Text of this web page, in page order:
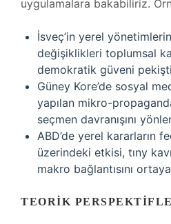
uygulamalara bakabiliriz.
İsveç’in yerel
değişiklikleri toplumsal
demokratik güveni
Güney Kore’de sosyal
yapılan mikro-
seçmen davranışını
ABD’de yerel kararların
üzerindeki etkisi, tıny
makro bağlantısını
TEORIK